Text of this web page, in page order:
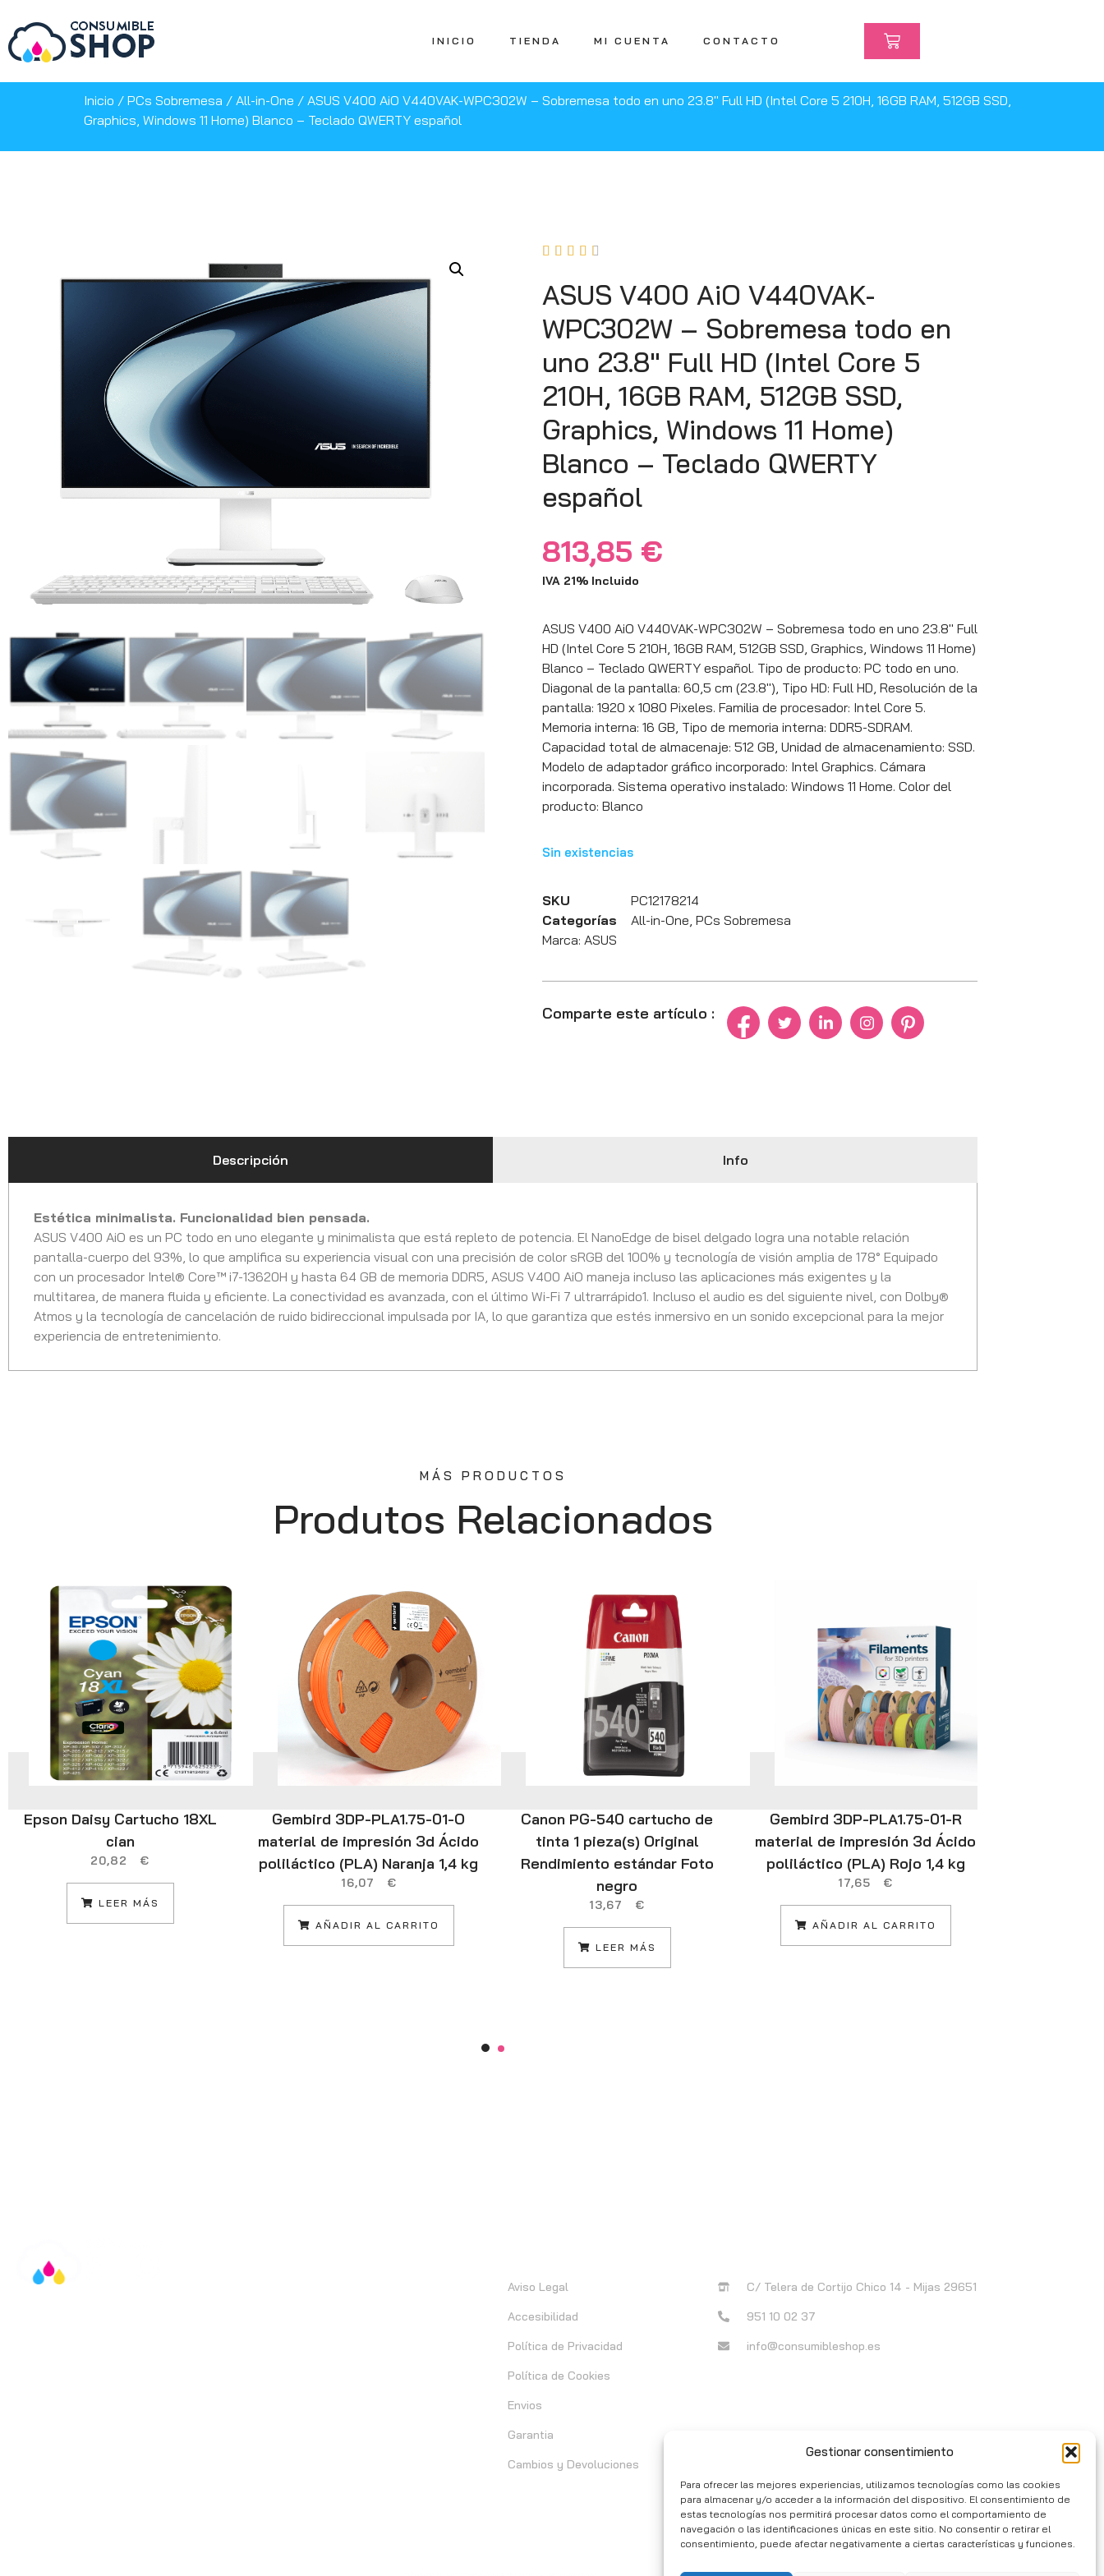
Gestionar consentimiento
Para ofrecer las mejores experiencias, utilizamos tecnologías como las cookies
para almacenar y/o acceder a la información del dispositivo. El consentimiento de
estas tecnologías nos permitirá procesar datos como el comportamiento de
navegación o las identificaciones únicas en este sitio. No consentir o retirar el
consentimiento, puede afectar negativamente a ciertas características y funciones.
INICIO TIENDA MI CUENTA CONTACTO
Inicio / PCs Sobremesa / All-in-One / ASUS V400 AiO V440VAK-WPC302W – Sobremesa todo en uno 23.8″ Full HD (Intel Core 5 210H, 16GB RAM, 512GB SSD,
Graphics, Windows 11 Home) Blanco – Teclado QWERTY español
    
ASUS V400 AiO V440VAK-
WPC302W – Sobremesa todo en
uno 23.8″ Full HD (Intel Core 5
210H, 16GB RAM, 512GB SSD,
Graphics, Windows 11 Home)
Blanco – Teclado QWERTY
español
813,85 €
IVA 21% Incluido
ASUS V400 AiO V440VAK-WPC302W – Sobremesa todo en uno 23.8″ Full
HD (Intel Core 5 210H, 16GB RAM, 512GB SSD, Graphics, Windows 11 Home)
Blanco – Teclado QWERTY español. Tipo de producto: PC todo en uno.
Diagonal de la pantalla: 60,5 cm (23.8″), Tipo HD: Full HD, Resolución de la
pantalla: 1920 x 1080 Pixeles. Familia de procesador: Intel Core 5.
Memoria interna: 16 GB, Tipo de memoria interna: DDR5-SDRAM.
Capacidad total de almacenaje: 512 GB, Unidad de almacenamiento: SSD.
Modelo de adaptador gráfico incorporado: Intel Graphics. Cámara
incorporada. Sistema operativo instalado: Windows 11 Home. Color del
producto: Blanco
Sin existencias
SKU
PC12178214
Categorías
All-in-One PCs Sobremesa
Marca: ASUS
Comparte este artículo :
Descripción Info
Estética minimalista. Funcionalidad bien pensada.
ASUS V400 AiO es un PC todo en uno elegante y minimalista que está repleto de potencia. El NanoEdge de bisel delgado logra una notable relación
pantalla-cuerpo del 93%, lo que amplifica su experiencia visual con una precisión de color sRGB del 100% y tecnología de visión amplia de 178° Equipado
con un procesador Intel® Core™ i7-13620H y hasta 64 GB de memoria DDR5, ASUS V400 AiO maneja incluso las aplicaciones más exigentes y la
multitarea, de manera fluida y eficiente. La conectividad es avanzada, con el último Wi-Fi 7 ultrarrápido1. Incluso el audio es del siguiente nivel, con Dolby®
Atmos y la tecnología de cancelación de ruido bidireccional impulsada por IA, lo que garantiza que estés inmersivo en un sonido excepcional para la mejor
experiencia de entretenimiento.
MÁS PRODUCTOS
Produtos Relacionados
Epson Daisy Cartucho 18XL
cian
20,82 €
LEER MÁS
Gembird 3DP-PLA1.75-01-O
material de impresión 3d Ácido
poliláctico (PLA) Naranja 1,4 kg
16,07 €
AÑADIR AL CARRITO
Canon PG-540 cartucho de
tinta 1 pieza(s) Original
Rendimiento estándar Foto
negro
13,67 €
LEER MÁS
Gembird 3DP-PLA1.75-01-R
material de impresión 3d Ácido
poliláctico (PLA) Rojo 1,4 kg
17,65 €
AÑADIR AL CARRITO
Aviso Legal
Accesibilidad
Política de Privacidad
Política de Cookies
Envios
Garantia
Cambios y Devoluciones
C/ Telera de Cortijo Chico 14 - Mijas 29651
951 10 02 37
info@consumibleshop.es